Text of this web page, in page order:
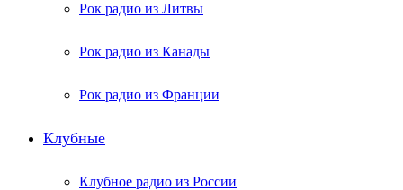
Рок радио из Литвы
Рок радио из Канады
Рок радио из Франции
Клубные
Клубное радио из России